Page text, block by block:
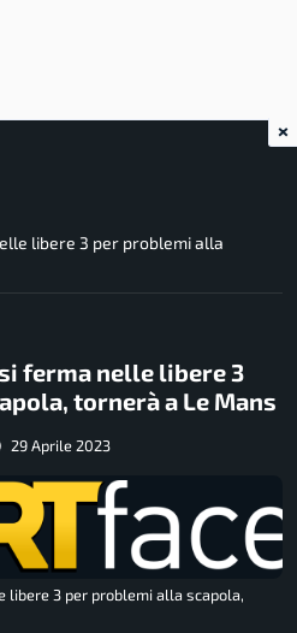
libere 3 per problemi alla
ferma nelle libere 3
tornerà a Le Mans
29 Aprile 2023
libere 3 per problemi alla scapola,
×